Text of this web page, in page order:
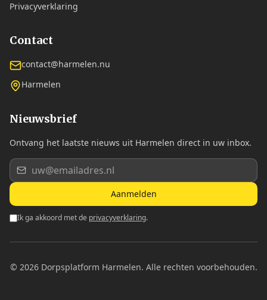
Privacyverklaring
Contact
contact@harmelen.nu
Harmelen
Nieuwsbrief
Ontvang het laatste nieuws uit Harmelen direct in uw inbox.
Aanmelden
Ik ga akkoord met de privacyverklaring.
© 2026Dorpsplatform Harmelen. Alle rechten voorbehouden.